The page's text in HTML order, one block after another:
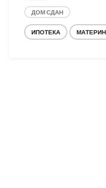
ДОМ СДАН
ИПОТЕКА